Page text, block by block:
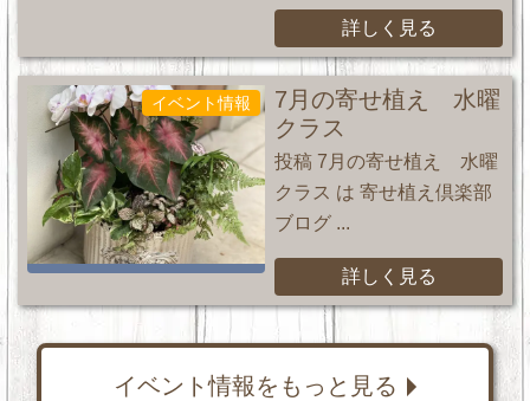
詳しく見る
イベント情報
7月の寄せ植え 水曜
クラス
投稿 7月の寄せ植え 水曜
クラス は 寄せ植え倶楽部
ブログ ...
詳しく見る
イベント情報をもっと見る